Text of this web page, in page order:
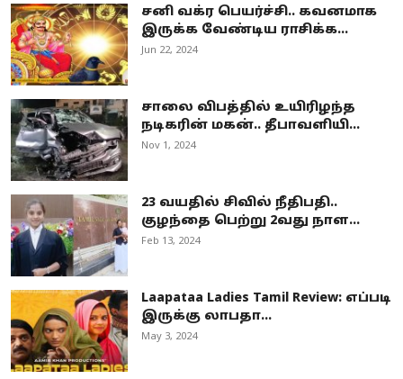
சனி வக்ர பெயர்ச்சி.. கவனமாக
இருக்க வேண்டிய ராசிக்க...
Jun 22, 2024
சாலை விபத்தில் உயிரிழந்த
நடிகரின் மகன்.. தீபாவளியி...
Nov 1, 2024
23 வயதில் சிவில் நீதிபதி..
குழந்தை பெற்று 2வது நாள...
Feb 13, 2024
Laapataa Ladies Tamil Review: எப்படி
இருக்கு லாபதா...
May 3, 2024